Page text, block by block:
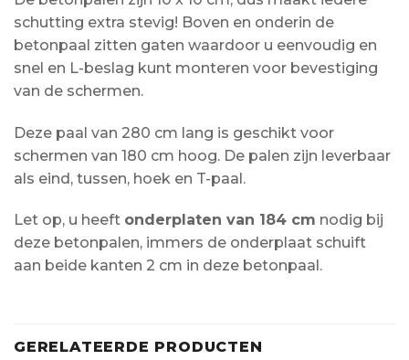
schutting extra stevig! Boven en onderin de
betonpaal zitten gaten waardoor u eenvoudig en
snel en L-beslag kunt monteren voor bevestiging
van de schermen.
Deze paal van 280 cm lang is geschikt voor
schermen van 180 cm hoog. De palen zijn leverbaar
als eind, tussen, hoek en T-paal.
Let op, u heeft onderplaten van 184 cm nodig bij
deze betonpalen, immers de onderplaat schuift
aan beide kanten 2 cm in deze betonpaal.
GERELATEERDE PRODUCTEN